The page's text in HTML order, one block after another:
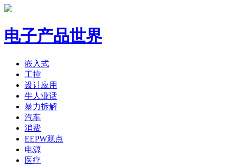
电子产品世界
嵌入式
工控
设计应用
牛人业话
暴力拆解
汽车
消费
EEPW观点
电源
医疗